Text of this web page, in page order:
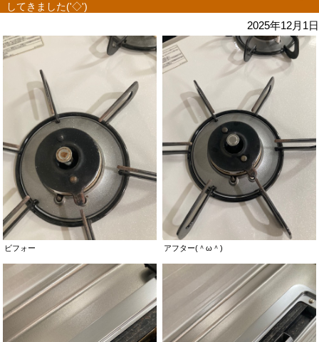
してきました('◇')ゞ
2025年12月1日
ビフォー アフター(＾ω＾)